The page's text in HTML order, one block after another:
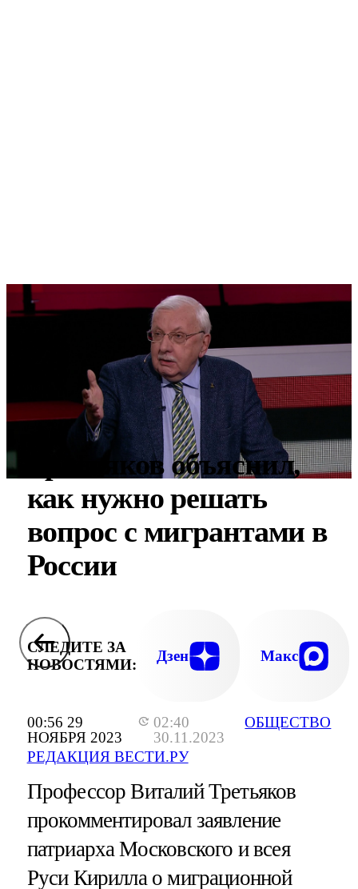
00:56 29
НОЯБРЯ 2023
02:40
30.11.2023
РЕДАКЦИЯ ВЕСТИ.РУ
ОБЩЕСТВО
Третьяков объяснил,
как нужно решать
вопрос с мигрантами в
России
СЛЕДИТЕ ЗА
НОВОСТЯМИ:
Дзен Макс
Профессор Виталий Третьяков
прокомментировал заявление
патриарха Московского и всея
Руси Кирилла о миграционной